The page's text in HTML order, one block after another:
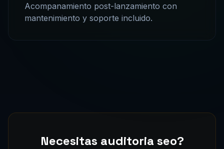
Acompanamiento post-lanzamiento con
mantenimiento y soporte incluido.
Necesitas auditoria seo?